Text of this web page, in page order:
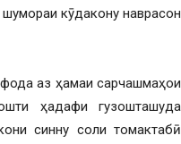
кӯдакону наврасон
аз ҳамаи сарчашмаҳои
ҳадафи гузошташуда
синну соли томактабӣ